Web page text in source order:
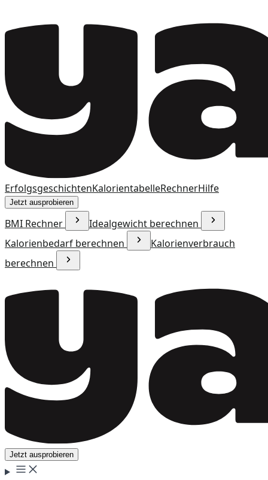
ErfolgsgeschichtenKalorientabelleRechnerHilfe
Jetzt ausprobieren
BMI Rechner
Idealgewicht berechnen
Kalorienbedarf berechnen
Kalorienverbrauch
berechnen
Jetzt ausprobieren